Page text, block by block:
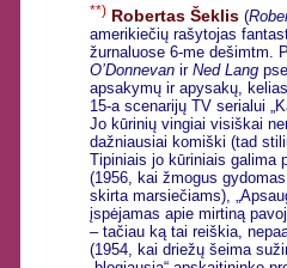
**) Robertas Šeklis (
amerikiečių rašytojas
žurnaluose 6-me dešimtm.
O’Donnevan irNed Lang
apsakymų ir apysakų,
15-a scenarijų TV serialui
Jo kūrinių vingiai visiškai
dažniausiai komiški (tad
Tipiniais jo kūriniais galima
(1956, kai žmogus
skirta marsiečiams),
įspėjamas apie mirtiną
– tačiau ką tai reiškia,
(1954, kai driežų šeima